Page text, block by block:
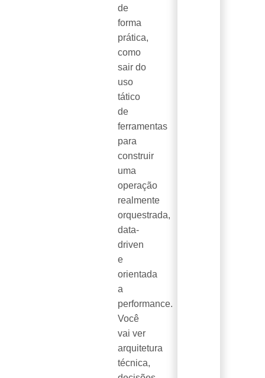
de
forma
prática,
como
sair do
uso
tático
de
ferramentas
para
construir
uma
operação
realmente
orquestrada,
data-
driven
e
orientada
a
performance.
Você
vai ver
arquitetura
técnica,